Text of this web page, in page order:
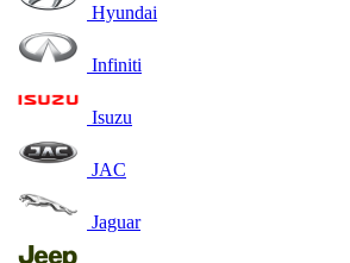
Hyundai
Infiniti
Isuzu
JAC
Jaguar